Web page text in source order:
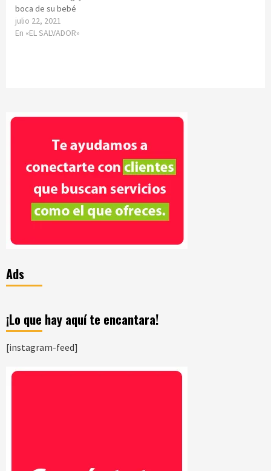
boca de su bebé
julio 22, 2021
En «EL SALVADOR»
Ads
¡Lo que hay aquí te encantara!
[instagram-feed]